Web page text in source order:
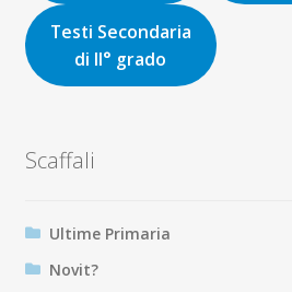
Testi Secondaria
di II° grado
Scaffali
Ultime Primaria
Novit?